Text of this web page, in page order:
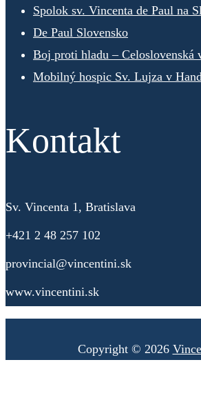
Spolok sv. Vincenta de Paul na
De Paul Slovensko
Boj proti hladu – Celoslovenská
Mobilný hospic Sv. Lujza v
Kontakt
Sv. Vincenta 1, Bratislava
+421 2 48 257 102
provincial@vincentini.sk
www.vincentini.sk
Copyright © 2026